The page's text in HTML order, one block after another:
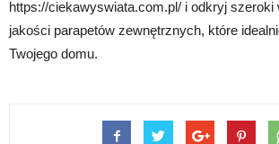
https://ciekawyswiata.com.pl/ i odkryj szeroki
jakości parapetów zewnętrznych, które
Twojego domu.